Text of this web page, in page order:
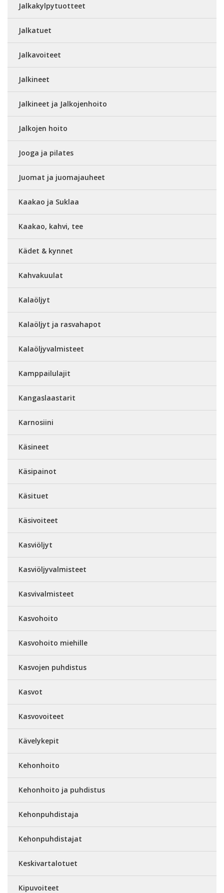
Jalkakylpytuotteet
Jalkatuet
Jalkavoiteet
Jalkineet
Jalkineet ja Jalkojenhoito
Jalkojen hoito
Jooga ja pilates
Juomat ja juomajauheet
Kaakao ja Suklaa
Kaakao, kahvi, tee
Kädet & kynnet
Kahvakuulat
Kalaöljyt
Kalaöljyt ja rasvahapot
Kalaöljyvalmisteet
Kamppailulajit
Kangaslaastarit
Karnosiini
Käsineet
Käsipainot
Käsituet
Käsivoiteet
Kasviöljyt
Kasviöljyvalmisteet
Kasvivalmisteet
Kasvohoito
Kasvohoito miehille
Kasvojen puhdistus
Kasvot
Kasvovoiteet
Kävelykepit
Kehonhoito
Kehonhoito ja puhdistus
Kehonpuhdistaja
Kehonpuhdistajat
Keskivartalotuet
Kipuvoiteet